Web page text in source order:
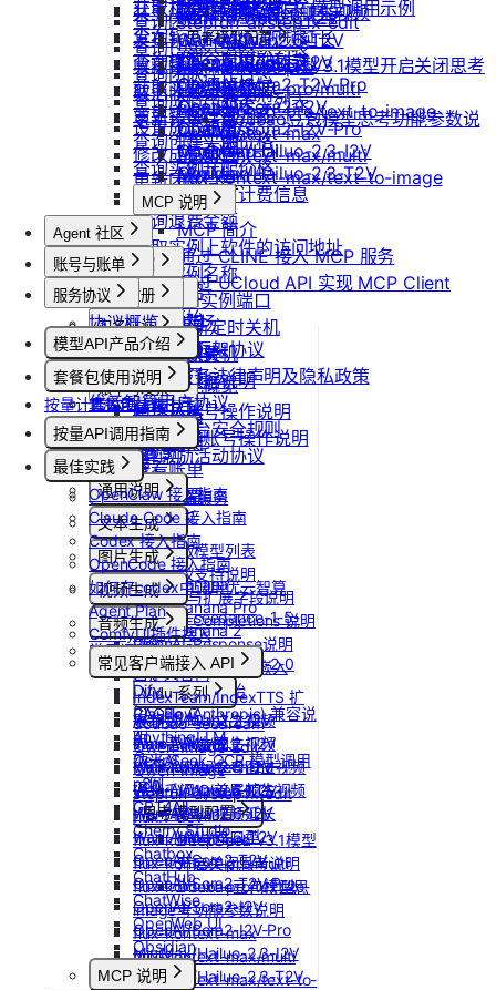
获取机型族列表
查询软件端口映射列表
查询模型仓库模型列表
获取实例监控数据
变更实例计费方式
查询创建实例价格
查询实例升配价格
查询实例当前计费信息
查询退费金额
获取实例上软件的访问地址
修改实例名称
更新Pod实例端口
设置/更新定时关机
取消定时关机
共享/取消共享镜像
发布镜像到社区
收藏镜像
取消收藏镜像
更新镜像信息
查询团队邀请记录
查询已加入的团队列表
查询团队操作日志
查询成员产品类型列表
设置成员额度
修改成员角色
更新团队信息
DeepSeek-OCR 模型调用示例
思考模型配置
DeepSeek V3.1模型开启关闭思考
说明
Doubao豆包模型思考功能参数说
明
stepfun-ai/step1x-edit
flux.1-dev
flux-kontext-pro
flux-kontext-pro/multi
flux-kontext-pro/text-to-image
flux-kontext-max
flux-kontext-max/multi
flux-kontext-max/text-to-image
Vidu/首尾帧生视频
Vidu/视频延长
Vidu/对口型
Wan-AI/Wan2.6-I2V
Wan-AI/Wan2.6-T2V
OpenAI/Sora2-T2V
OpenAI/Sora2-T2V-Pro
OpenAI/Sora2-I2V
OpenAI/Sora2-I2V-Pro
MiniMax/Hailuo-2.3-I2V
MiniMax/Hailuo-2.3-T2V
通义千问 Qwen-TTS
n8n
GPT4All
Cherry Studio
Chatbox
ChatHub
ChatWise
OpenWeb UI
Obsidian
MCP 说明
MCP 简介
通过 CLINE 接入 MCP 服务
通过 UCloud API 实现 MCP Client
Agent 社区
产品介绍
产品介绍
快速开始
控制台操作
Agent广场
操作指南
模型配置
计费说明
升配与续费
到期与数据说明
账号与账单
账号注册
注册流程
注销账号
实名认证
认证概览
个人认证
高校认证
企业认证
团队管理
团队功能概览
管理员账号操作说明
团队成员账号操作说明
账单与发票
账号充值
提现规则
查看账单
开具发票
服务协议
协议概览
优云智算服务框架协议
优云智算云服务法律声明及隐私政策
优云智算用户协议
优云智算云平台安全规则
优云智算激励活动协议
模型API产品介绍
模型API服务
套餐包使用说明
套餐包快速上手
套餐计费逻辑
套餐用量统计
客户端接入
OpenClaw 云端服务
按量计费说明
按量API调用指南
快速开始
通用说明
认证鉴权
错误码
文本生成
如何获取模型列表
模型协议支持说明
API支持与扩展字段说明
OpenAI-Completions 说明
OpenAI-Response说明
Embeddings 向量嵌入
Gemini 快速开始
Claude (Anthropic) 兼容说
明
DeepSeek-OCR 模型调用
示例
思考模型配置
DeepSeek V3.1模型
开启关闭思考说明
Doubao豆包模型思
考功能参数说明
图片生成
Nano Banana
Nano Banana Pro
Nano Banana 2
gpt-image-1
gpt-image-1.5
gpt-image-2
doubao-seedream
Qwen-Image-Edit
Qwen-Image
stepfun-ai/step1x-edit
flux.1-dev
flux-kontext-pro
flux-kontext-pro/multi
flux-kontext-pro/text-to-
image
flux-kontext-max
flux-kontext-max/multi
flux-kontext-max/text-to-
视频生成
doubao-seedance-1-5-
pro
doubao-seedance-2-0
Vidu 系列
Vidu/文生视频
Vidu/图生视频
Vidu/参考图生视频
Vidu/首尾帧生视频
Vidu/视频延长
Vidu/对口型
Wan-AI/Wan2.2-I2V
Wan-AI/Wan2.2-T2V
Wan-AI/Wan2.5-I2V
Wan-AI/Wan2.5-T2V
Wan-AI/Wan2.6-I2V
Wan-AI/Wan2.6-T2V
OpenAI/Sora2-T2V
OpenAI/Sora2-T2V-Pro
OpenAI/Sora2-I2V
OpenAI/Sora2-I2V-Pro
MiniMax/Hailuo-2.3-I2V
MiniMax/Hailuo-2.3-T2V
音频生成
IndexTTS
自定义音色
IndexTeam/IndexTTS 扩
展参数
suno音乐生成
MiniMax/speech-hd
通义千问 Qwen-TTS
常见问题答疑
最佳实践
OpenClaw 接入指南
Claude Code 接入指南
Codex 接入指南
OpenCode 接入指南
如何在codex中调用优云智算
Agent Plan
ComfyUI插件接入
常见客户端接入 API
Dify
RAGFlow
AnythingLLM
纳米AI
n8n
GPT4All
Cherry Studio
Chatbox
ChatHub
ChatWise
OpenWeb UI
Obsidian
MCP 说明